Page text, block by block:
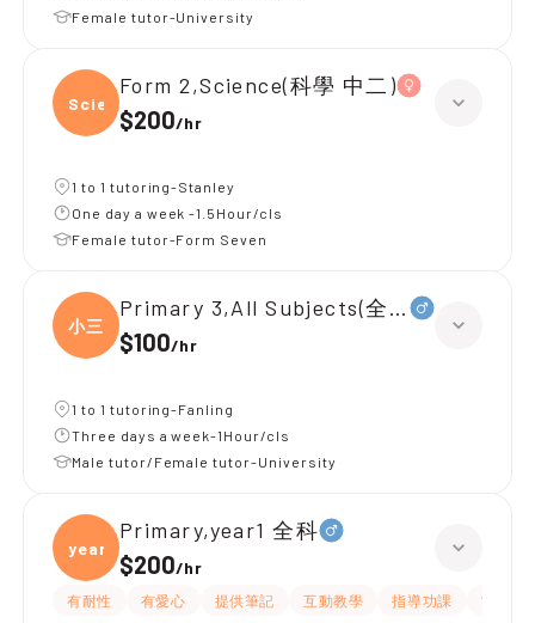
Female tutor-University
Scien
Form 2,Science(科學 中二)
$200/hr
1 to 1 tutoring-Stanley
One day a week -1.5Hour/cls
Female tutor-Form Seven
小三
Primary 3,All Subjects(全科，小三，D)
$100/hr
1 to 1 tutoring-Fanling
Three days a week-1Hour/cls
Male tutor/Female tutor-University
year1
Primary,year1 全科
$200/hr
有耐性 有愛心 提供筆記 互動教學 指導功課